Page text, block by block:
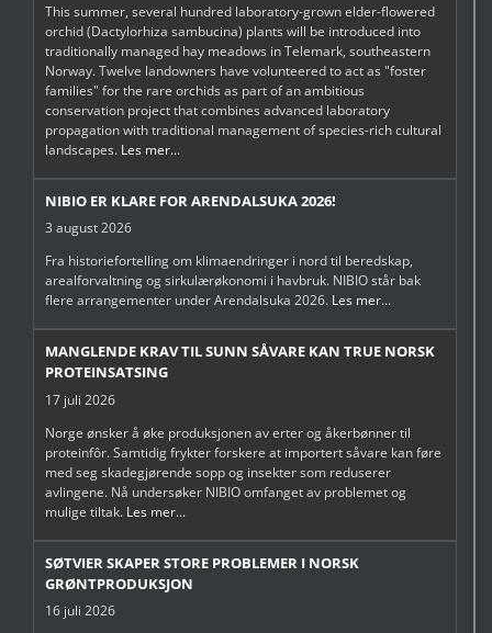
This summer, several hundred laboratory-grown elder-flowered
orchid (Dactylorhiza sambucina) plants will be introduced into
traditionally managed hay meadows in Telemark, southeastern
Norway. Twelve landowners have volunteered to act as "foster
families" for the rare orchids as part of an ambitious
conservation project that combines advanced laboratory
propagation with traditional management of species-rich cultural
landscapes. Les mer...
NIBIO ER KLARE FOR ARENDALSUKA 2026!
3 august 2026
Fra historiefortelling om klimaendringer i nord til beredskap,
arealforvaltning og sirkulærøkonomi i havbruk. NIBIO står bak
flere arrangementer under Arendalsuka 2026. Les mer...
MANGLENDE KRAV TIL SUNN SÅVARE KAN TRUE NORSK
PROTEINSATSING
17 juli 2026
Norge ønsker å øke produksjonen av erter og åkerbønner til
proteinfôr. Samtidig frykter forskere at importert såvare kan føre
med seg skadegjørende sopp og insekter som reduserer
avlingene. Nå undersøker NIBIO omfanget av problemet og
mulige tiltak. Les mer...
SØTVIER SKAPER STORE PROBLEMER I NORSK
GRØNTPRODUKSJON
16 juli 2026